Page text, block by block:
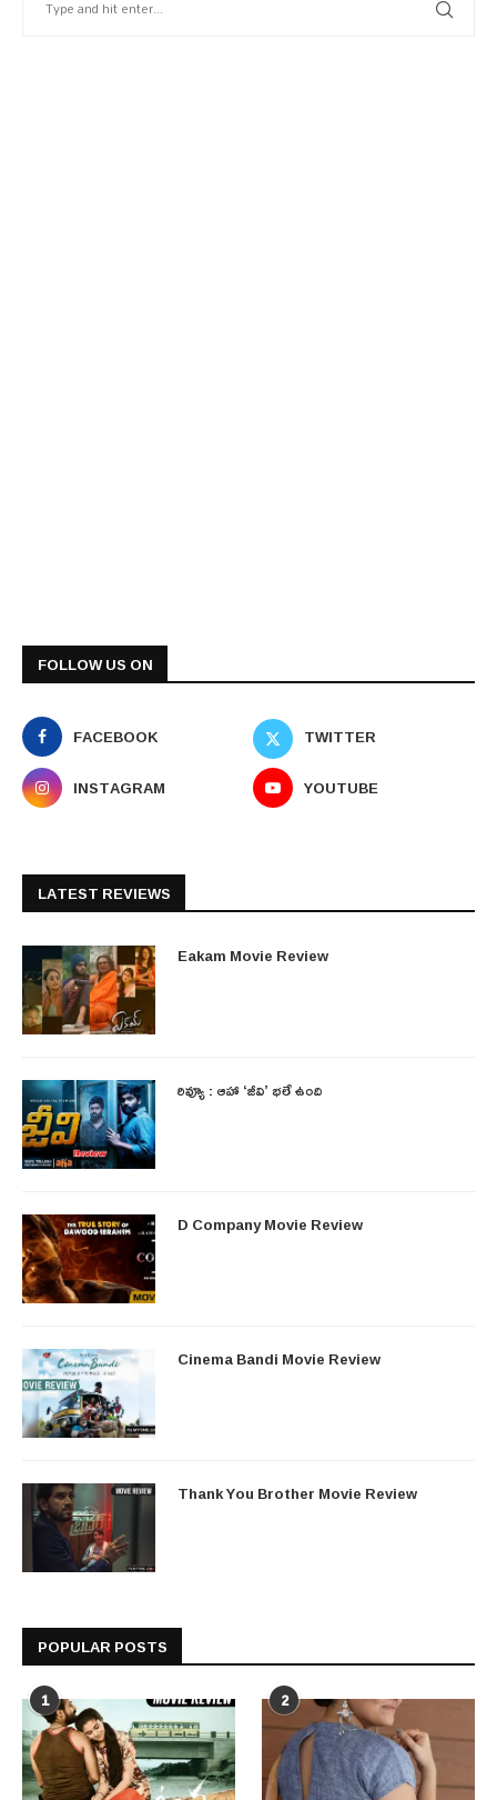
FOLLOW US ON
FACEBOOK
TWITTER
INSTAGRAM
YOUTUBE
LATEST REVIEWS
Eakam Movie Review
రివ్యూ : ఆహా ‘జీవి’ భలే ఉంది
D Company Movie Review
Cinema Bandi Movie Review
Thank You Brother Movie Review
POPULAR POSTS
1 2